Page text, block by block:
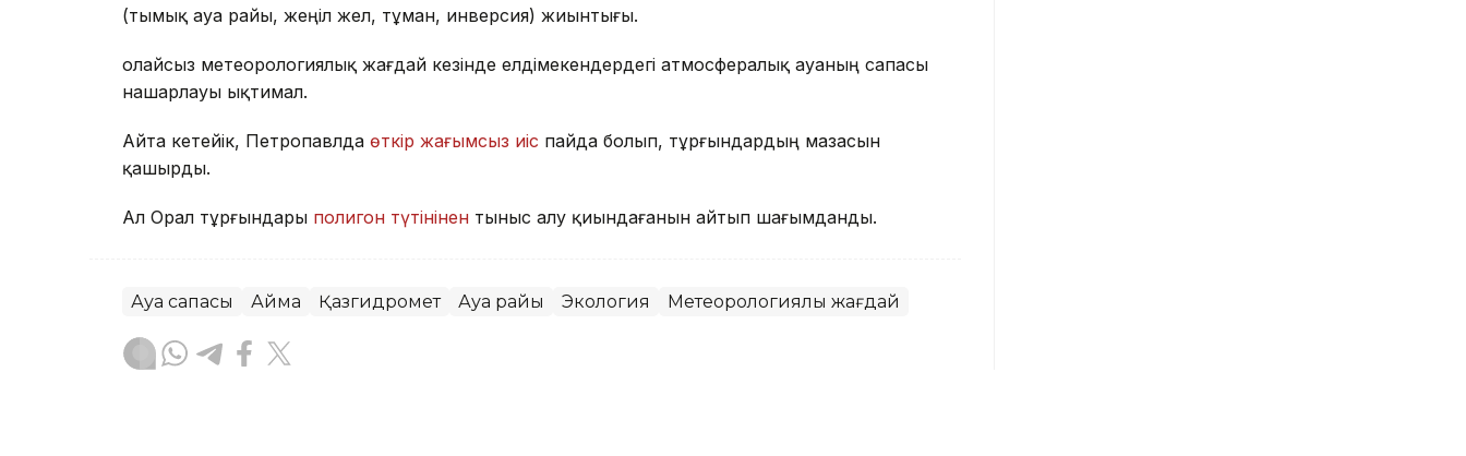
(тымық ауа райы, жеңіл жел, тұман, инверсия) жиынтығы.
Қолайсыз метеорологиялық жағдай кезінде елдімекендердегі атмосфералық ауаның сапасы
нашарлауы ықтимал.
Айта кетейік, Петропавлда өткір жағымсыз иіс пайда болып, тұрғындардың мазасын
қашырды.
Ал Орал тұрғындары полигон түтінінен тыныс алу қиындағанын айтып шағымданды.
Ауа сапасы Аймақ Қазгидромет Ауа райы Экология Метеорологиялық жағдай